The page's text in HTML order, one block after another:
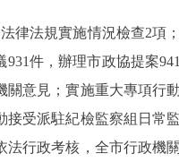
法規實施情況檢查2項
件，辦理市政協提案
意見；實施重大專項行
受派駐紀檢監察組日常
行政考核，全市行政機